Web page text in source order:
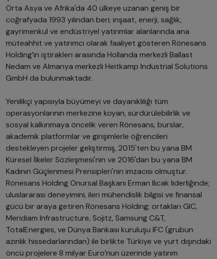
Orta Asya ve Afrika'da 40 ülkeye uzanan geniş bir
coğrafyada 1993 yılından beri; inşaat, enerji, sağlık,
gayrimenkul ve endüstriyel yatırımlar alanlarında ana
müteahhit ve yatırımcı olarak faaliyet gösteren Rönesans
Holding’in iştirakleri arasında Hollanda merkezli Ballast
Nedam ve Almanya merkezli Heitkamp Industrial Solutions
GmbH da bulunmaktadır.
Yenilikçi yapısıyla büyümeyi ve dayanıklılığı tüm
operasyonlarının merkezine koyan, sürdürülebilirlik ve
sosyal kalkınmaya öncelik veren Rönesans, burslar,
akademik platformlar ve girişimlerle öğrencileri
destekleyen projeler geliştirmiş, 2015'ten bu yana BM
Küresel İlkeler Sözleşmesi'nin ve 2016'dan bu yana BM
Kadının Güçlenmesi Prensipleri'nin imzacısı olmuştur.
Rönesans Holding Onursal Başkanı Erman Ilıcak liderliğinde;
uluslararası deneyimini, ileri mühendislik bilgisi ve finansal
gücü bir araya getiren Rönesans Holding; ortakları GIC,
Meridiam Infrastructure, Sojitz, Samsung C&T,
TotalEnergies, ve Dünya Bankası kuruluşu IFC (grubun
azınlık hissedarlarından) ile birlikte Türkiye ve yurt dışındaki
öncü projelere 8 milyar Euro’nun üzerinde yatırım